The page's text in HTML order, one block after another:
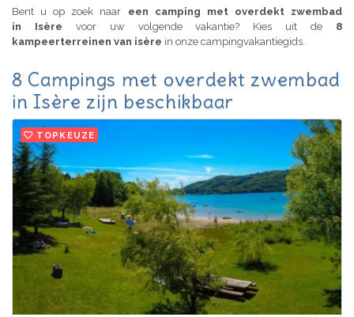
Bent u op zoek naar een camping met overdekt zwembad
in Isère voor uw volgende vakantie? Kies uit de 8
kampeerterreinen van isère in onze campingvakantiegids.
8 Campings met overdekt zwembad
in Isère zijn beschikbaar
TOPKEUZE